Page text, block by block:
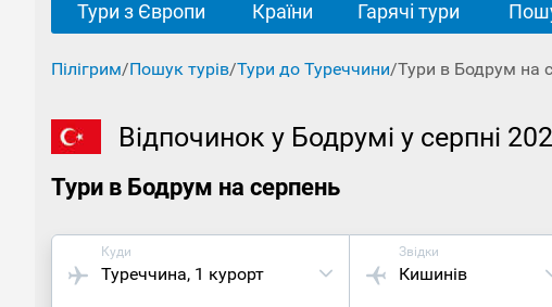
Тури з Європи Країни Гарячі тури
Пілігрим/Пошук турів/Тури до Туреччини/Тури в Бодрум на
Відпочинок у Бодрумі у серпні
Тури в Бодрум на серпень
Куди
Туреччина, 1 курорт
Звідки
Кишинів